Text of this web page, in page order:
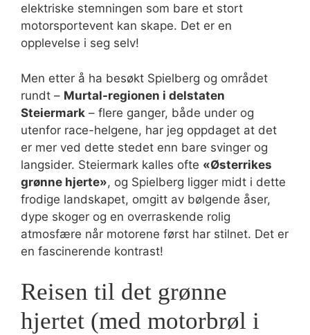
elektriske stemningen som bare et stort
motorsportevent kan skape. Det er en
opplevelse i seg selv!
Men etter å ha besøkt Spielberg og området
rundt – Murtal-regionen i delstaten
Steiermark – flere ganger, både under og
utenfor race-helgene, har jeg oppdaget at det
er mer ved dette stedet enn bare svinger og
langsider. Steiermark kalles ofte «Østerrikes
grønne hjerte», og Spielberg ligger midt i dette
frodige landskapet, omgitt av bølgende åser,
dype skoger og en overraskende rolig
atmosfære når motorene først har stilnet. Det er
en fascinerende kontrast!
Reisen til det grønne
hjertet (med motorbrøl i